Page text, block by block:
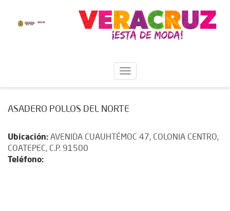
ASADERO POLLOS DEL NORTE
Ubicación: AVENIDA CUAUHTÉMOC 47, COLONIA CENTRO,
COATEPEC, C.P. 91500
Teléfono: